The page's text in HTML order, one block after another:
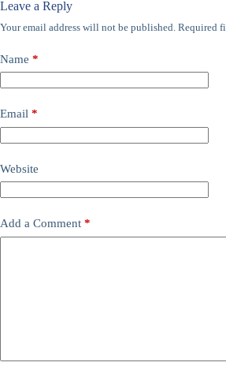
Leave a Reply
Your email address will not be published. Required
Name *
Email *
Website
Add a Comment *